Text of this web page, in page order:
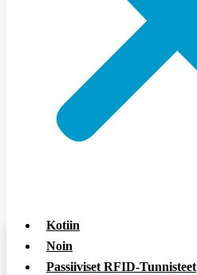
Kotiin
Noin
Passiiviset RFID-Tunnisteet